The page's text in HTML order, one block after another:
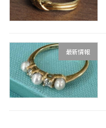
最新情報